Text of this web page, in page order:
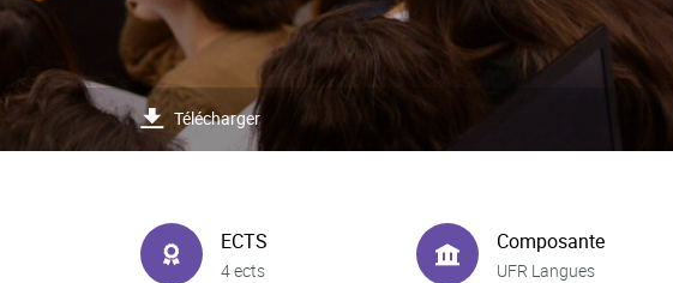
Télécharger
ECTS
4 ects
Composante
UFR Langues